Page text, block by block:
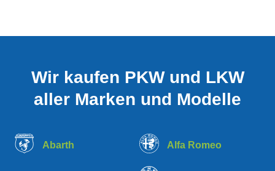
Wir kaufen PKW und LKW
aller Marken und Modelle
Abarth Alfa Romeo